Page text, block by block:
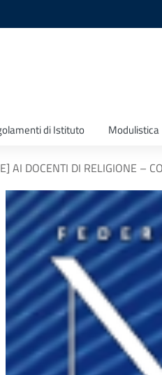
di Istituto Modulistica
AI DOCENTI DI RELIGIONE –